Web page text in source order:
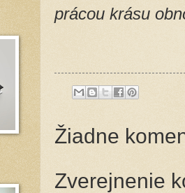
prácou krásu
Žiadne
Zverejnenie